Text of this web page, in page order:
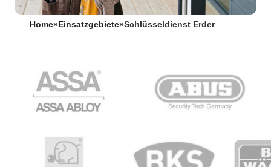
Home» Einsatzgebiete»Schlüsseldienst Erder